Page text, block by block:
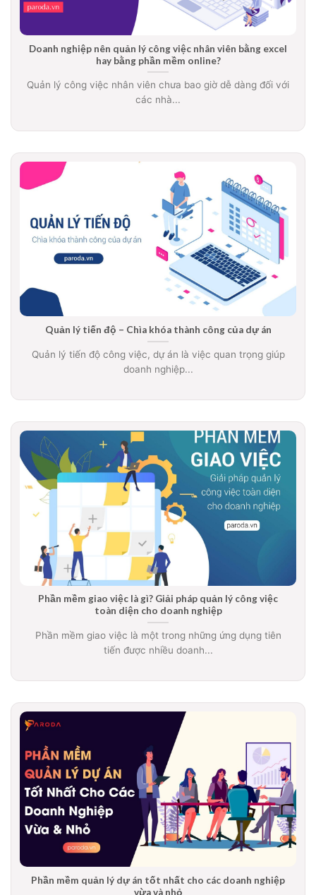
Doanh nghiệp nên quản lý công việc nhân viên bằng excel
hay bằng phần mềm online?
Quản lý công việc nhân viên chưa bao giờ dễ dàng đối với
các nhà...
Quản lý tiến độ – Chìa khóa thành công của dự án
Quản lý tiến độ công việc, dự án là việc quan trọng giúp
doanh nghiệp...
Phần mềm giao việc là gì? Giải pháp quản lý công việc
toàn diện cho doanh nghiệp
Phần mềm giao việc là một trong những ứng dụng tiên
tiến được nhiều doanh...
Phần mềm quản lý dự án tốt nhất cho các doanh nghiệp
vừa và nhỏ